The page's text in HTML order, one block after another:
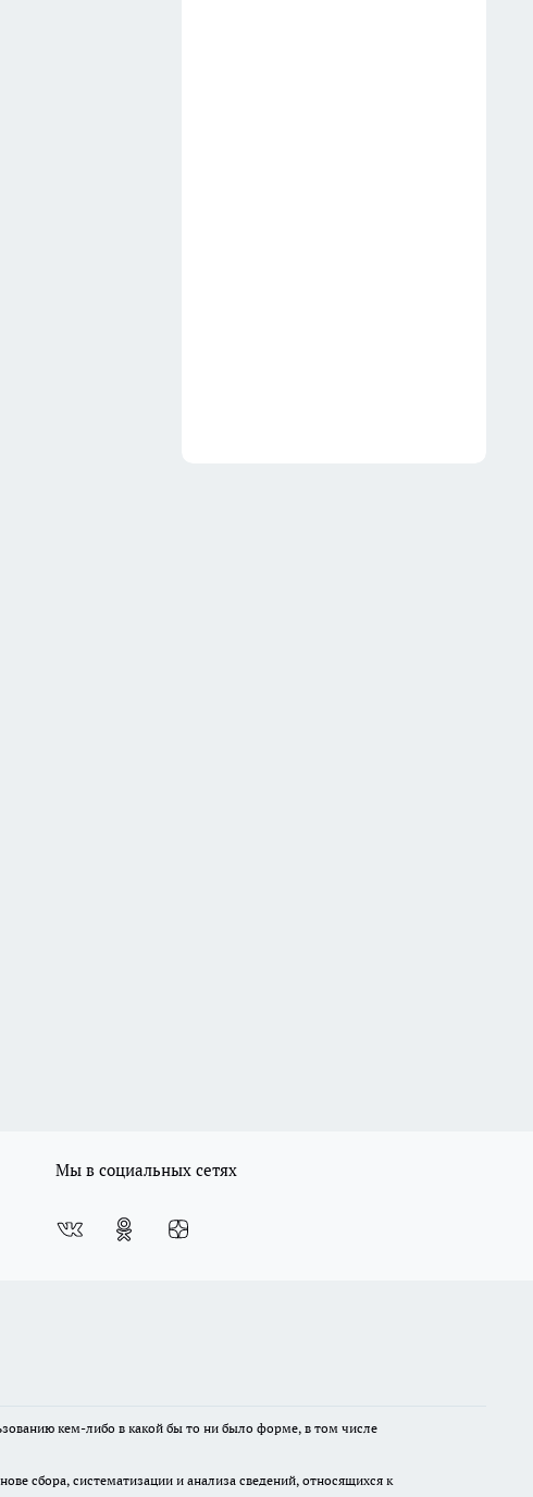
Мы в социальных сетях
кем-либо в какой бы то ни было форме, в том числе
сбора, систематизации и анализа сведений, относящихся к